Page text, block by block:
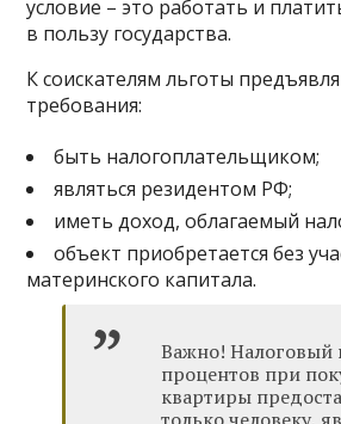
условие – это работать и
в пользу государства.
К соискателям льготы
требования:
быть налогоплательщиком;
являться резидентом РФ;
иметь доход, облагаемый
объект приобретается без
материнского капитала.
Важно! Налоговый
процентов при
квартиры